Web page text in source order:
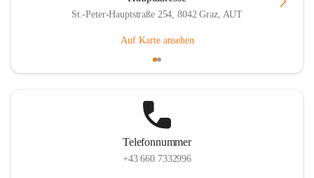
St.-Peter-Hauptstraße 254, 8042 Graz, AUT
Auf Karte ansehen
Telefonnummer
+43 660 7332996